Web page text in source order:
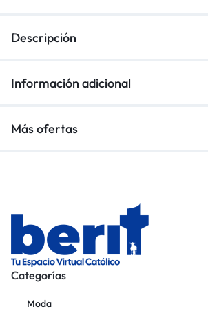
Descripción
Información adicional
Más ofertas
Categorías
Moda